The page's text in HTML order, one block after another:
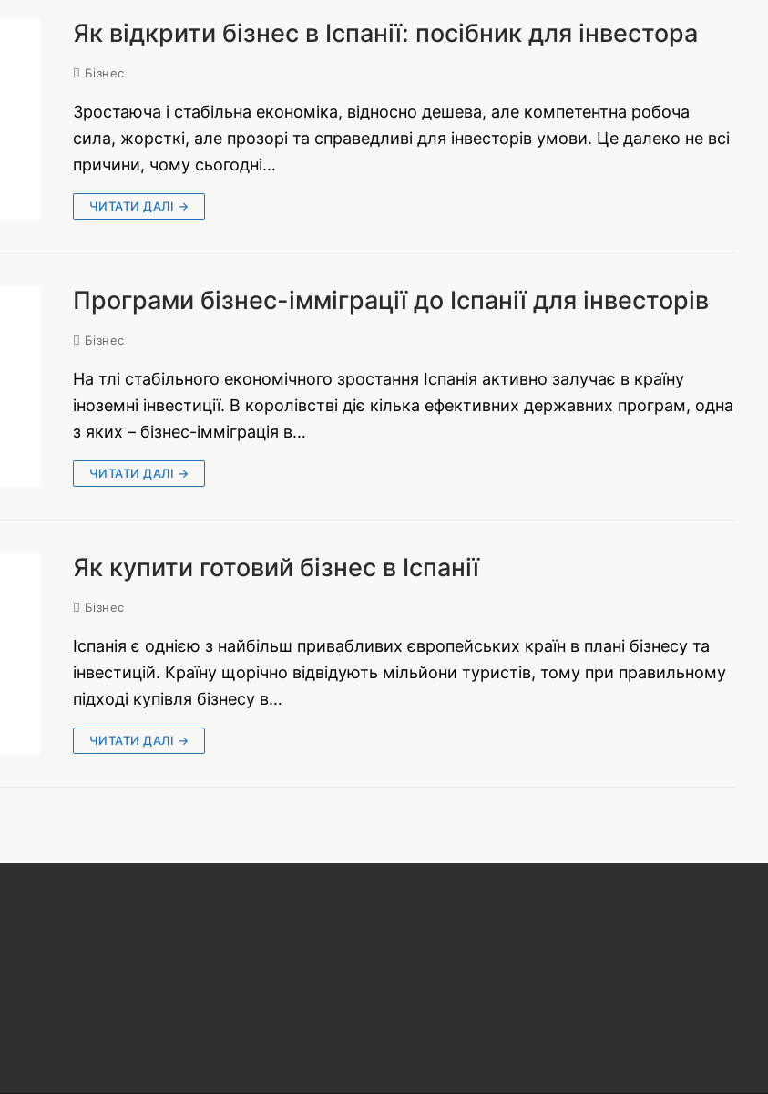
Як відкрити бізнес в Іспанії: посібник для інвестора
Бізнес
Зростаюча і стабільна економіка, відносно дешева, але компетентна робоча
сила, жорсткі, але прозорі та справедливі для інвесторів умови. Це далеко не всі
причини, чому сьогодні…
ЧИТАТИ ДАЛІ →
Програми бізнес-імміграції до Іспанії для інвесторів
Бізнес
На тлі стабільного економічного зростання Іспанія активно залучає в країну
іноземні інвестиції. В королівстві діє кілька ефективних державних програм, одна
з яких – бізнес-імміграція в…
ЧИТАТИ ДАЛІ →
Як купити готовий бізнес в Іспанії
Бізнес
Іспанія є однією з найбільш привабливих європейських країн в плані бізнесу та
інвестицій. Країну щорічно відвідують мільйони туристів, тому при правильному
підході купівля бізнесу в…
ЧИТАТИ ДАЛІ →